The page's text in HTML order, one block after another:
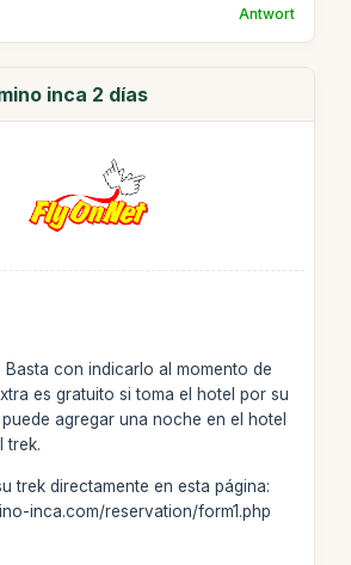
Antwort
inca 2 días
Basta con indicarlo al momento de
es gratuito si toma el hotel por su
agregar una noche en el hotel
trek.
trek directamente en esta página:
inca.com/reservation/form1.php